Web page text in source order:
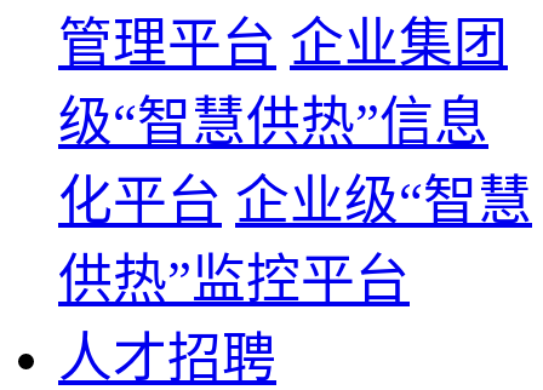
管理平台 企业集团
级“智慧供热”信息
化平台 企业级“智慧
供热”监控平台
人才招聘